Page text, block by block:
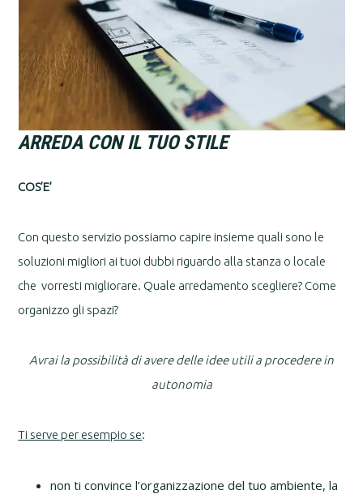
ARREDA CON IL TUO STILE
COS’E’
Con questo servizio possiamo capire insieme quali sono le
soluzioni migliori ai tuoi dubbi riguardo alla stanza o locale
che vorresti migliorare. Quale arredamento scegliere? Come
organizzo gli spazi?
Avrai la possibilità di avere delle idee utili a procedere in
autonomia
Ti serve per esempio se:
non ti convince l’organizzazione del tuo ambiente, la